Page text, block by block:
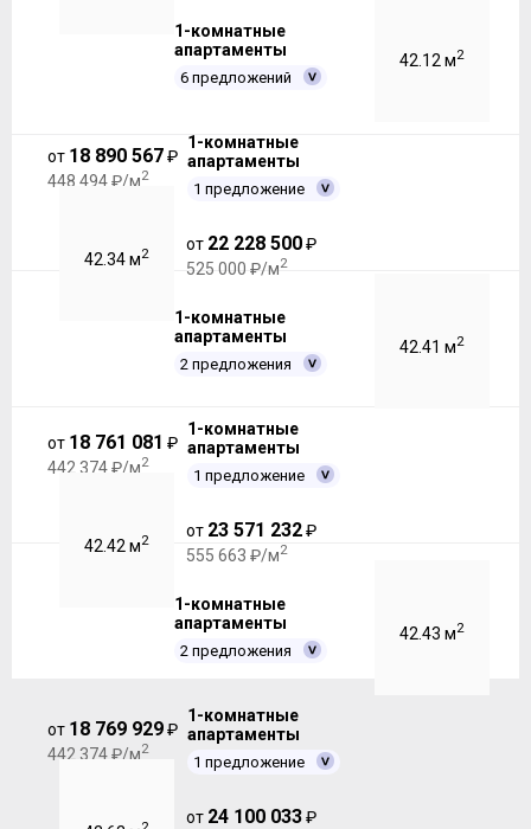
1-комнатные
апартаменты
6 предложений
42.12 м2
от 18 890 567₽
448 494 ₽/м2
1-комнатные
апартаменты
1 предложение
42.34 м2
от 22 228 500₽
525 000 ₽/м2
1-комнатные
апартаменты
2 предложения
42.41 м2
от 18 761 081 ₽
442 374 ₽/м2
1-комнатные
апартаменты
1 предложение
42.42 м2
от 23 571 232₽
555 663 ₽/м2
1-комнатные
апартаменты
2 предложения
42.43 м2
от 18 769 929₽
442 374 ₽/м2
1-комнатные
апартаменты
1 предложение
от 24 100 033₽